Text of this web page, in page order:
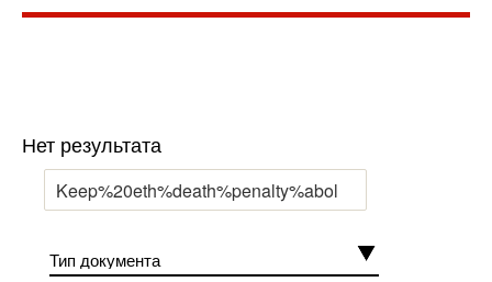
Нет результата